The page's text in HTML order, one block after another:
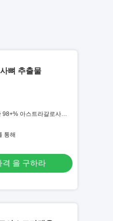
뼈 추출물
98+% 아스트라갈로사이
통해
격 을 구하라